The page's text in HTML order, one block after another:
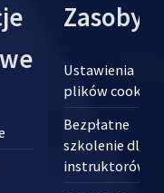
Zasoby
Ustawienia
plików cookie
Bezpłatne
szkolenie dla
instruktorów